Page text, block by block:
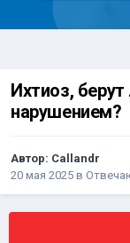
Ихтиоз,
нарушением?
Автор: Callandr
20 мая 2025 в